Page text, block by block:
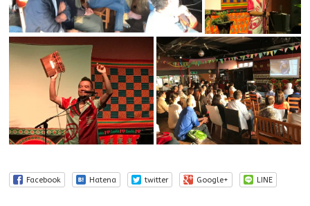
Facebook Hatena twitter Google+ LINE